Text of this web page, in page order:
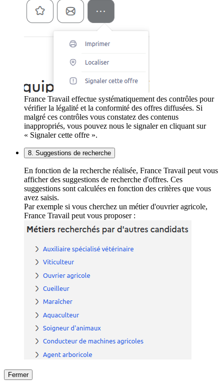
France Travail effectue systématiquement des contrôles pour
vérifier la légalité et la conformité des offres diffusées. Si
malgré ces contrôles vous constatez des contenus
inappropriés, vous pouvez nous le signaler en cliquant sur
« Signaler cette offre ».
8. Suggestions de recherche
En fonction de la recherche réalisée, France Travail peut vous
afficher des suggestions de recherche d'offres. Ces
suggestions sont calculées en fonction des critères que vous
avez saisis.
Par exemple si vous cherchez un métier d'ouvrier agricole,
France Travail peut vous proposer :
Fermer